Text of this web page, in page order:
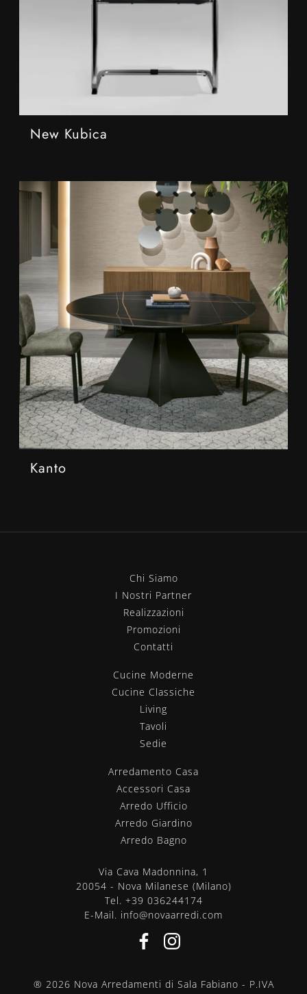
New Kubica
Kanto
Chi Siamo
I Nostri Partner
Realizzazioni
Promozioni
Contatti
Cucine Moderne
Cucine Classiche
Living
Tavoli
Sedie
Arredamento Casa
Accessori Casa
Arredo Ufficio
Arredo Giardino
Arredo Bagno
Via Cava Madonnina, 1
20054 - Nova Milanese (Milano)
Tel. +39 036244174
E-Mail. info@novaarredi.com
® 2026 Nova Arredamenti di Sala Fabiano - P.IVA